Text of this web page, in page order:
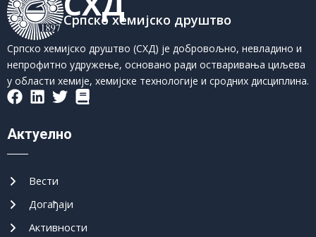
Српско хемијско друштво
Српско хемијско друштво (СХД) је добровољно, невладино и
непрофитно удружење, основано ради остваривања циљева
у области хемије, хемијске технологије и сродних дисциплина.
Актуелно
Вести
Догађаји
Активности